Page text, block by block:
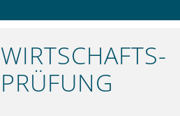
WIRTSCHAFTS­
PRÜFUNG